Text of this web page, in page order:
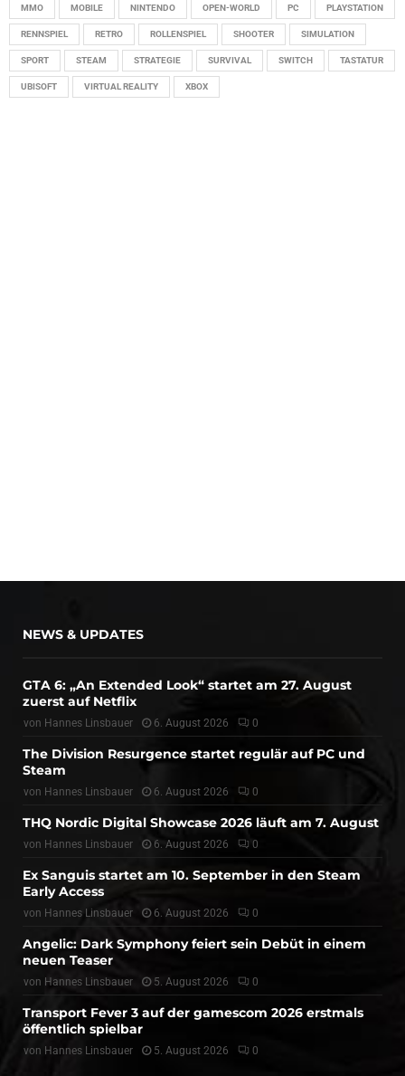
MMO MOBILE NINTENDO OPEN-WORLD PC PLAYSTATION
RENNSPIEL RETRO ROLLENSPIEL SHOOTER SIMULATION
SPORT STEAM STRATEGIE SURVIVAL SWITCH TASTATUR
UBISOFT VIRTUAL REALITY XBOX
NEWS & UPDATES
GTA 6: „An Extended Look“ startet am 27. August
zuerst auf Netflix
von Hannes Linsbauer 6. August 2026 0
The Division Resurgence startet regulär auf PC und
Steam
von Hannes Linsbauer 6. August 2026 0
THQ Nordic Digital Showcase 2026 läuft am 7. August
von Hannes Linsbauer 6. August 2026 0
Ex Sanguis startet am 10. September in den Steam
Early Access
von Hannes Linsbauer 6. August 2026 0
Angelic: Dark Symphony feiert sein Debüt in einem
neuen Teaser
von Hannes Linsbauer 5. August 2026 0
Transport Fever 3 auf der gamescom 2026 erstmals
öffentlich spielbar
von Hannes Linsbauer 5. August 2026 0